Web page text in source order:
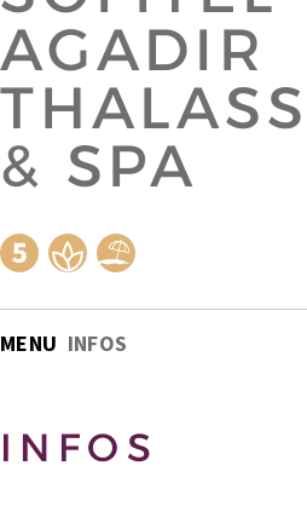
AGADIR
& SPA
MENU INFOS
INFOS